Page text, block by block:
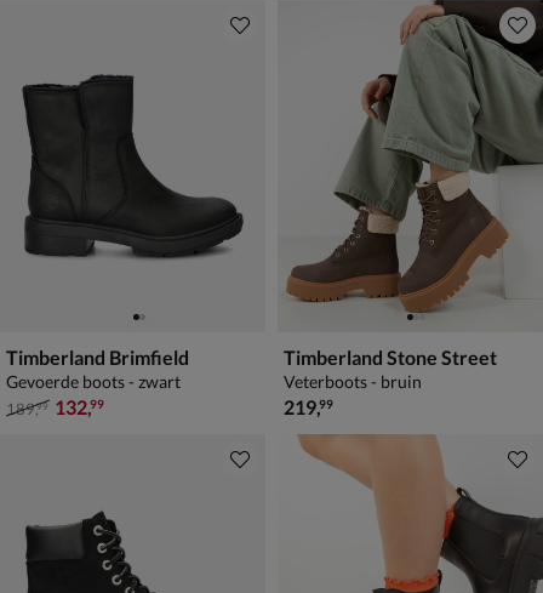
Timberland Brimfield
Gevoerde boots - zwart
van € 189,99 voor € 132,99
189,99 132,99
Timberland Stone Street
Veterboots - bruin
€ 219,99
219,99